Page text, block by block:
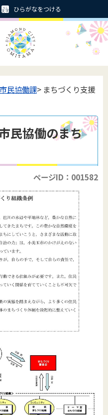
ひらがなをつける
市民協働課> まちづくり支援
民協働のまち
ページID：001582